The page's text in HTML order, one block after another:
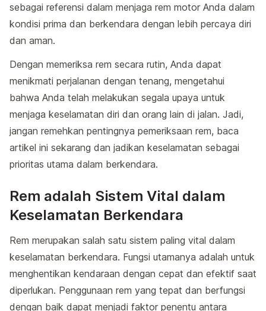
sebagai referensi dalam menjaga rem motor Anda dalam
kondisi prima dan berkendara dengan lebih percaya diri
dan aman.
Dengan memeriksa rem secara rutin, Anda dapat
menikmati perjalanan dengan tenang, mengetahui
bahwa Anda telah melakukan segala upaya untuk
menjaga keselamatan diri dan orang lain di jalan. Jadi,
jangan remehkan pentingnya pemeriksaan rem, baca
artikel ini sekarang dan jadikan keselamatan sebagai
prioritas utama dalam berkendara.
Rem adalah Sistem Vital dalam
Keselamatan Berkendara
Rem merupakan salah satu sistem paling vital dalam
keselamatan berkendara. Fungsi utamanya adalah untuk
menghentikan kendaraan dengan cepat dan efektif saat
diperlukan. Penggunaan rem yang tepat dan berfungsi
dengan baik dapat menjadi faktor penentu antara